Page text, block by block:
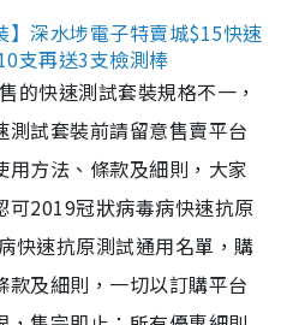
】深水埗電子特賣城$15快速
支再送3支檢測棒
的快速測試套裝規格不一，
試套裝前請留意售賣平台
方法、條款及細則，大家
可2019冠狀病毒病快速抗原
快速抗原測試通用名單，購
及細則，一切以訂購平台